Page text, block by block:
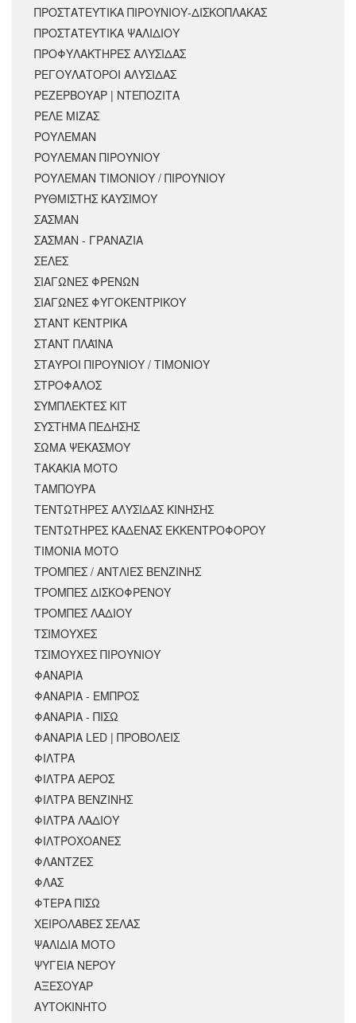
ΠΡΟΣΤΑΤΕΥΤΙΚΑ ΠΙΡΟΥΝΙΟΥ-ΔΙΣΚΟΠΛΑΚΑΣ
ΠΡΟΣΤΑΤΕΥΤΙΚΑ ΨΑΛΙΔΙΟΥ
ΠΡΟΦΥΛΑΚΤΗΡΕΣ ΑΛΥΣΙΔΑΣ
ΡΕΓΟΥΛΑΤΟΡΟΙ ΑΛΥΣΙΔΑΣ
ΡΕΖΕΡΒΟΥΑΡ | ΝΤΕΠΟΖΙΤΑ
ΡΕΛΕ ΜΙΖΑΣ
ΡΟΥΛΕΜΑΝ
ΡΟΥΛΕΜΑΝ ΠΙΡΟΥΝΙΟΥ
ΡΟΥΛΕΜΑΝ ΤΙΜΟΝΙΟΥ / ΠΙΡΟΥΝΙΟΥ
ΡΥΘΜΙΣΤΗΣ ΚΑΥΣΙΜΟΥ
ΣΑΣΜΑΝ
ΣΑΣΜΑΝ - ΓΡΑΝΑΖΙΑ
ΣΕΛΕΣ
ΣΙΑΓΩΝΕΣ ΦΡΕΝΩΝ
ΣΙΑΓΩΝΕΣ ΦΥΓΟΚΕΝΤΡΙΚΟΥ
ΣΤΑΝΤ ΚΕΝΤΡΙΚΑ
ΣΤΑΝΤ ΠΛΑΪΝΑ
ΣΤΑΥΡΟΙ ΠΙΡΟΥΝΙΟΥ / ΤΙΜΟΝΙΟΥ
ΣΤΡΟΦΑΛΟΣ
ΣΥΜΠΛΕΚΤΕΣ ΚΙΤ
ΣΥΣΤΗΜΑ ΠΕΔΗΣΗΣ
ΣΩΜΑ ΨΕΚΑΣΜΟΥ
ΤΑΚΑΚΙΑ ΜΟΤΟ
ΤΑΜΠΟΥΡΑ
ΤΕΝΤΩΤΗΡΕΣ ΑΛΥΣΙΔΑΣ ΚΙΝΗΣΗΣ
ΤΕΝΤΩΤΗΡΕΣ ΚΑΔΕΝΑΣ ΕΚΚΕΝΤΡΟΦΟΡΟΥ
ΤΙΜΟΝΙΑ ΜΟΤΟ
ΤΡΟΜΠΕΣ / ΑΝΤΛΙΕΣ ΒΕΝΖΙΝΗΣ
ΤΡΟΜΠΕΣ ΔΙΣΚΟΦΡΕΝΟΥ
ΤΡΟΜΠΕΣ ΛΑΔΙΟΥ
ΤΣΙΜΟΥΧΕΣ
ΤΣΙΜΟΥΧΕΣ ΠΙΡΟΥΝΙΟΥ
ΦΑΝΑΡΙΑ
ΦΑΝΑΡΙΑ - ΕΜΠΡΟΣ
ΦΑΝΑΡΙΑ - ΠΙΣΩ
ΦΑΝΑΡΙΑ LED | ΠΡΟΒΟΛΕΙΣ
ΦΙΛΤΡΑ
ΦΙΛΤΡΑ ΑΕΡΟΣ
ΦΙΛΤΡΑ ΒΕΝΖΙΝΗΣ
ΦΙΛΤΡΑ ΛΑΔΙΟΥ
ΦΙΛΤΡΟΧΟΑΝΕΣ
ΦΛΑΝΤΖΕΣ
ΦΛΑΣ
ΦΤΕΡΑ ΠΙΣΩ
ΧΕΙΡΟΛΑΒΕΣ ΣΕΛΑΣ
ΨΑΛΙΔΙΑ ΜΟΤΟ
ΨΥΓΕΙΑ ΝΕΡΟΥ
ΑΞΕΣΟΥΆΡ
ΑΥΤΟΚΙΝΗΤΟ